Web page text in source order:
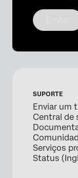
SUPORTE
Enviar um
Central de
Serviços
Status